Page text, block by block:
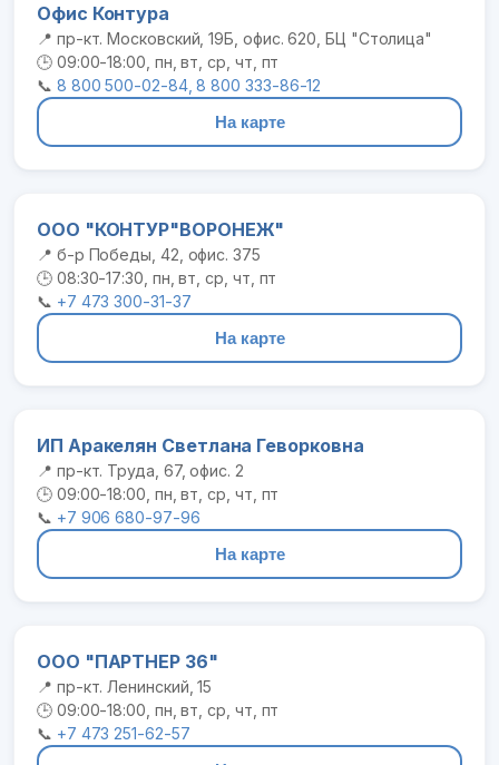
Офис Контура
📍 пр-кт. Московский, 19Б, офис. 620, БЦ "Столица"
🕒 09:00-18:00, пн, вт, ср, чт, пт
📞 8 800 500-02-84, 8 800 333-86-12
На карте
ООО "КОНТУР"ВОРОНЕЖ"
📍 б-р Победы, 42, офис. 375
🕒 08:30-17:30, пн, вт, ср, чт, пт
📞 +7 473 300-31-37
На карте
ИП Аракелян Светлана Геворковна
📍 пр-кт. Труда, 67, офис. 2
🕒 09:00-18:00, пн, вт, ср, чт, пт
📞 +7 906 680-97-96
На карте
ООО "ПАРТНЕР 36"
📍 пр-кт. Ленинский, 15
🕒 09:00-18:00, пн, вт, ср, чт, пт
📞 +7 473 251-62-57